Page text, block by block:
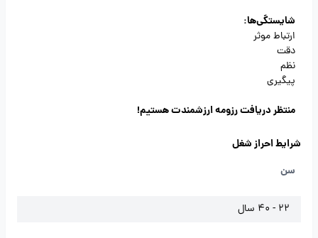
شایستگی‌ها:
ارتباط موثر
دقت
نظم
پیگیری
منتظر دریافت رزومه ارزشمندت هستیم!
شرایط احراز شغل
سن
22 - 40 سال